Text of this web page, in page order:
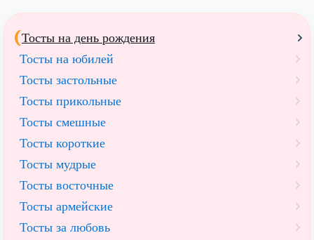
Тосты на день рождения
Тосты на юбилей
Тосты застольные
Тосты прикольные
Тосты смешные
Тосты короткие
Тосты мудрые
Тосты восточные
Тосты армейские
Тосты за любовь